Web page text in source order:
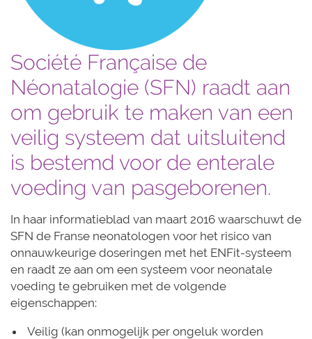
Société Française de
Néonatalogie (SFN) raadt aan
om gebruik te maken van een
veilig systeem dat uitsluitend
is bestemd voor de enterale
voeding van pasgeborenen.
In haar informatieblad van maart 2016 waarschuwt de
SFN de Franse neonatologen voor het risico van
onnauwkeurige doseringen met het ENFit-systeem
en raadt ze aan om een systeem voor neonatale
voeding te gebruiken met de volgende
eigenschappen:
Veilig (kan onmogelijk per ongeluk worden